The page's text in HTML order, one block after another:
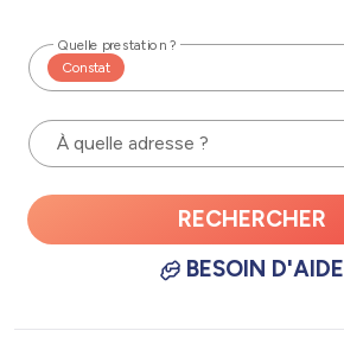
Quelle prestation ?
Constat
À quelle adresse ?
RECHERCHER
BESOIN D'AIDE